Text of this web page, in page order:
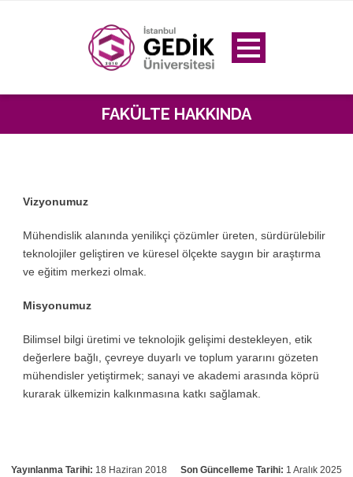
FAKÜLTE HAKKINDA
Vizyonumuz
Mühendislik alanında yenilikçi çözümler üreten, sürdürülebilir
teknolojiler geliştiren ve küresel ölçekte saygın bir araştırma
ve eğitim merkezi olmak.
Misyonumuz
Bilimsel bilgi üretimi ve teknolojik gelişimi destekleyen, etik
değerlere bağlı, çevreye duyarlı ve toplum yararını gözeten
mühendisler yetiştirmek; sanayi ve akademi arasında köprü
kurarak ülkemizin kalkınmasına katkı sağlamak.
Yayınlanma Tarihi: 18 Haziran 2018 Son Güncelleme Tarihi: 1 Aralık 2025